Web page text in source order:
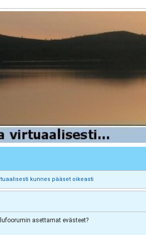
II
kunnes pääset oikeasti
asettamat evästeet?